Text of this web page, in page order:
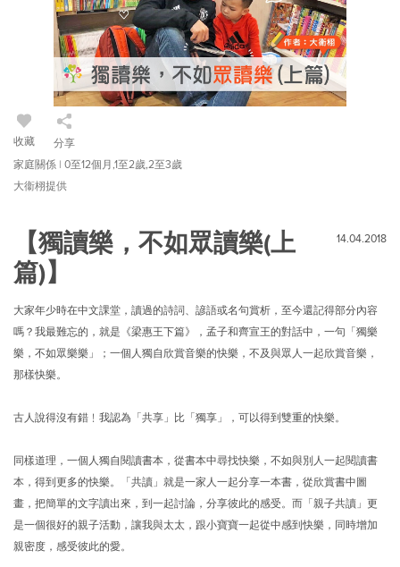
收藏
分享
家庭關係 | 0至12個月,1至2歲,2至3歲
大衞栩提供
【獨讀樂，不如眾讀樂(上
篇)】
14.04.2018
大家年少時在中文課堂，讀過的詩詞、諺語或名句賞析，至今還記得部分內容
嗎？我最難忘的，就是《梁惠王下篇》，孟子和齊宣王的對話中，一句「獨樂
樂，不如眾樂樂」；一個人獨自欣賞音樂的快樂，不及與眾人一起欣賞音樂，
那樣快樂。
古人說得沒有錯﹗我認為「共享」比「獨享」，可以得到雙重的快樂。
同樣道理，一個人獨自閱讀書本，從書本中尋找快樂，不如與別人一起閱讀書
本，得到更多的快樂。「共讀」就是一家人一起分享一本書，從欣賞書中圖
畫，把簡單的文字讀出來，到一起討論，分享彼此的感受。而 「親子共讀」 更
是一個很好的親子活動，讓我與太太，跟小寶寶一起從中感到快樂，同時增加
親密度，感受彼此的愛。